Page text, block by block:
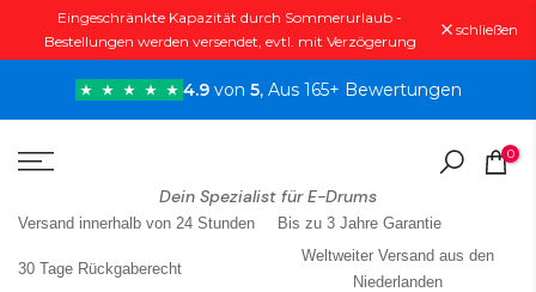
Zum
Inhalt
springen
Eingeschränkte Kapazität durch Sommerurlaub -
Bestellungen werden versendet, evtl. mit Verzögerung
schließen
4.9von 5, Aus 165+ Bewertungen
Dein Spezialist für E-Drums
0
Versand innerhalb von 24 Stunden Bis zu 3 Jahre Garantie
30 Tage Rückgaberecht
Weltweiter Versand aus den
Niederlanden